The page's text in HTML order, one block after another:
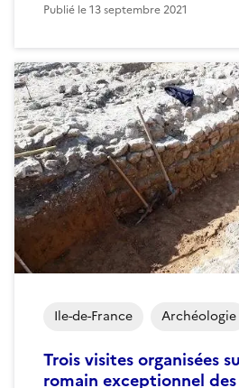
Publié le13 septembre 2021
Trois visites organisées
romain exceptionnel
Ile-de-France Archéologie